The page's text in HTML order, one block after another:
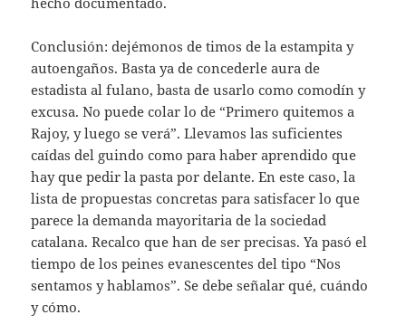
Conclusión: dejémonos de timos de la estampita y
autoengaños. Basta ya de concederle aura de
estadista al fulano, basta de usarlo como comodín y
excusa. No puede colar lo de “Primero quitemos a
Rajoy, y luego se verá”. Llevamos las suficientes
caídas del guindo como para haber aprendido que
hay que pedir la pasta por delante. En este caso, la
lista de propuestas concretas para satisfacer lo que
parece la demanda mayoritaria de la sociedad
catalana. Recalco que han de ser precisas. Ya pasó el
tiempo de los peines evanescentes del tipo “Nos
sentamos y hablamos”. Se debe señalar qué, cuándo
y cómo.